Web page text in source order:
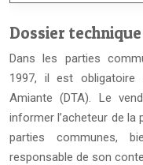
Dossier
Dans les parties
1997, il est obligatoire
Amiante (DTA). Le
informer l’acheteur de la
parties communes,
responsable de son